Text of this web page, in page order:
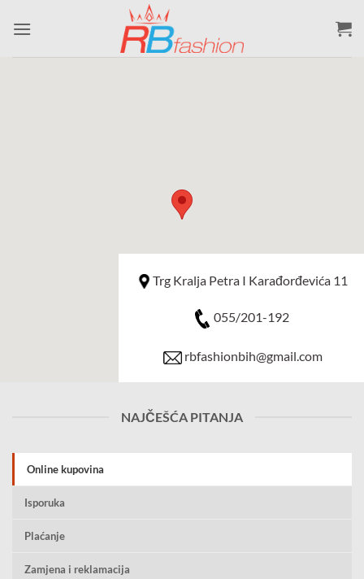
Trg Kralja Petra I Karađorđevića 11
055/201-192
rbfashionbih@gmail.com
NAJČEŠĆA PITANJA
Online kupovina
Isporuka
Plaćanje
Zamjena i reklamacija